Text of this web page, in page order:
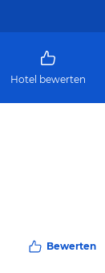
Hotel bewerten
Bewerten